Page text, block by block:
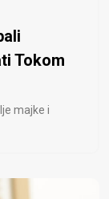
Tokom
majke i